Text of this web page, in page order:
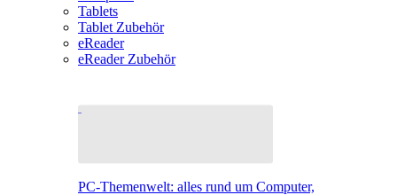
Tablets
Tablet Zubehör
eReader
eReader Zubehör
PC-Themenwelt: alles rund um Computer,